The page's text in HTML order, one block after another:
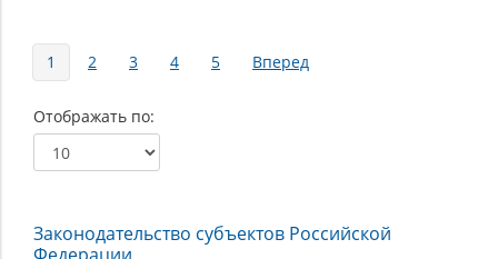
Страницы
1 2 3 4 5 Вперед
Отображать по
Законодательство субъектов Российской